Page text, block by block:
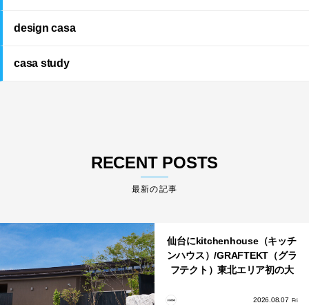
design casa
casa study
RECENT POSTS
最新の記事
仙台にkitchenhouse（キッチ
ンハウス）/GRAFTEKT（グラ
フテクト）東北エリア初の大
2026.08.07 Fri